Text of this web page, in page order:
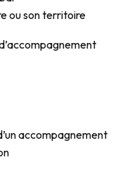
ou son territoire
accompagnement